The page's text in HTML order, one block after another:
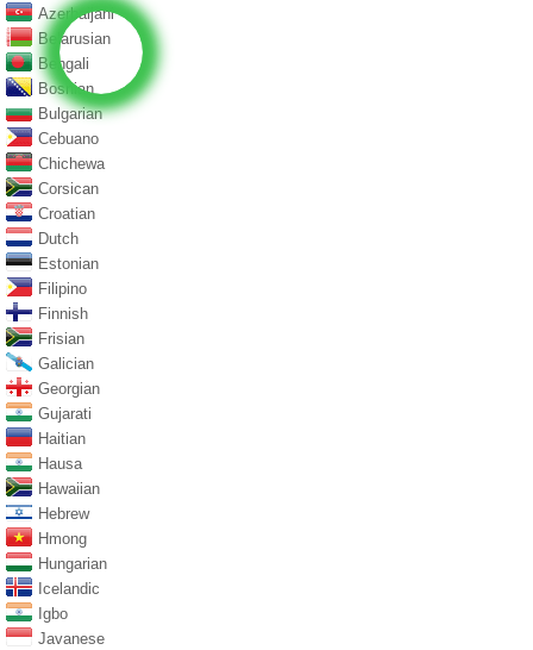
Azerbaijani
Belarusian
Bengali
Bosnian
Bulgarian
Cebuano
Chichewa
Corsican
Croatian
Dutch
Estonian
Filipino
Finnish
Frisian
Galician
Georgian
Gujarati
Haitian
Hausa
Hawaiian
Hebrew
Hmong
Hungarian
Icelandic
Igbo
Javanese